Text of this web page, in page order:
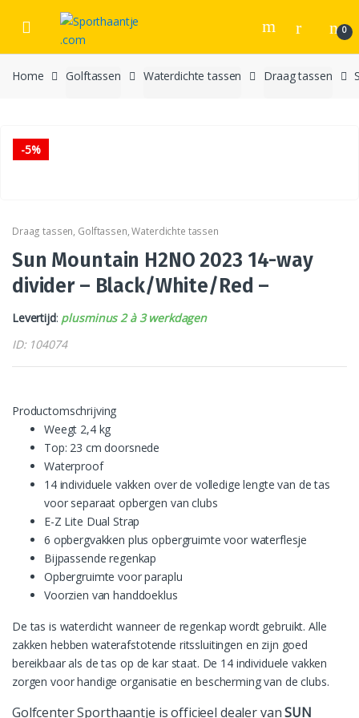
0
Home Golftassen Waterdichte tassen Draag tassen
-5%
Draag tassen, Golftassen,Waterdichte tassen
Sun Mountain H2NO 2023 14-way
divider – Black/White/Red –
Levertijd: plusminus 2 à 3 werkdagen
ID: 104074
Productomschrijving
Weegt 2,4 kg
Top: 23 cm doorsnede
Waterproof
14 individuele vakken over de volledige lengte van de tas
voor separaat opbergen van clubs
E-Z Lite Dual Strap
6 opbergvakken plus opbergruimte voor waterflesje
Bijpassende regenkap
Opbergruimte voor paraplu
Voorzien van handdoeklus
De tas is waterdicht wanneer de regenkap wordt gebruikt. Alle
zakken hebben waterafstotende ritssluitingen en zijn goed
bereikbaar als de tas op de kar staat. De 14 individuele vakken
zorgen voor handige organisatie en bescherming van de clubs.
Golfcenter Sporthaantje is officieel dealer vanSUN